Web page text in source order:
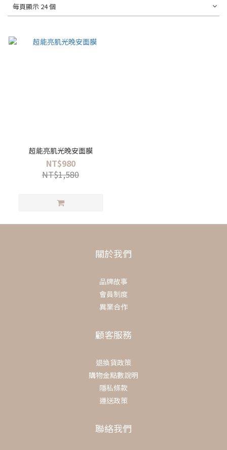
每頁顯示 24 個
超能亮肌光晚安面膜
NT$980
NT$1,580
關於我們
品牌故事
會員制度
異業合作
顧客服務
退換貨政策
購物金點數說明
隱私條款
運送政策
聯絡我們